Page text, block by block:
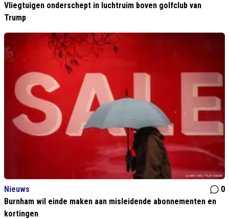
Vliegtuigen onderschept in luchtruim boven golfclub van
Trump
Nieuws
0
Burnham wil einde maken aan misleidende abonnementen en
kortingen